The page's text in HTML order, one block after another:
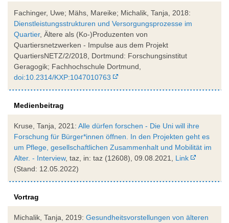
Fachinger, Uwe; Mähs, Mareike; Michalik, Tanja, 2018:
Dienstleistungsstrukturen und Versorgungsprozesse im
Quartier, Ältere als (Ko-)Produzenten von
Quartiersnetzwerken - Impulse aus dem Projekt
QuartiersNETZ/2/2018, Dortmund: Forschungsinstitut
Geragogik; Fachhochschule Dortmund,
doi:10.2314/KXP:1047010763
Medienbeitrag
Kruse, Tanja, 2021: Alle dürfen forschen - Die Uni will ihre
Forschung für Bür­ge­r*in­nen öffnen. In den Projekten geht es
um Pflege, gesellschaftlichen Zusammenhalt und Mobilität im
Alter. - Interview, taz, in: taz (12608), 09.08.2021, Link
(Stand: 12.05.2022)
Vortrag
Michalik, Tanja, 2019: Gesundheitsvorstellungen von älteren